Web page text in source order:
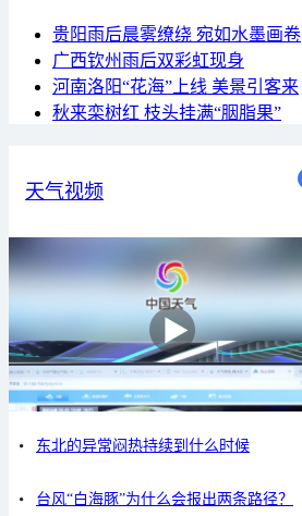
贵阳雨后晨雾缭绕 宛如水墨画卷
广西钦州雨后双彩虹现身
河南洛阳“花海”上线 美景引客来
秋来栾树红 枝头挂满“胭脂果”
天气视频
东北的异常闷热持续到什么时候
台风“白海豚”为什么会报出两条路径？